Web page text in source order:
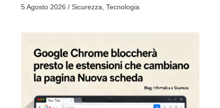
5 Agosto 2026 / Sicurezza, Tecnologia